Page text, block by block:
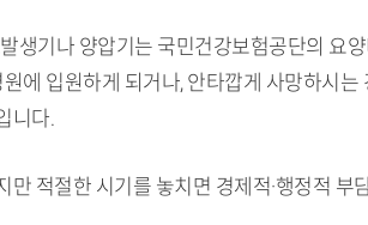
생기나 양압기는 국민건강보험공단의 요
에 입원하게 되거나, 안타깝게 사망하시는
니다.
적절한 시기를 놓치면 경제적·행정적 부